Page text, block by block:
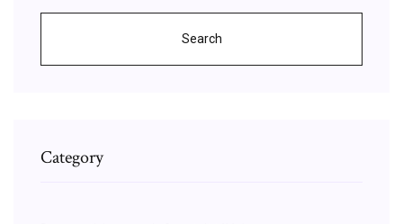
Search
Category